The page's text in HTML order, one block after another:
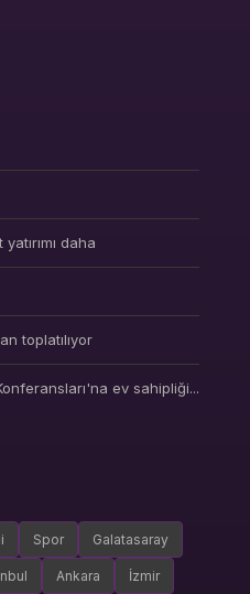
daha
toplatılıyor
ev sahipliği...
Spor Galatasaray
Ankara İzmir